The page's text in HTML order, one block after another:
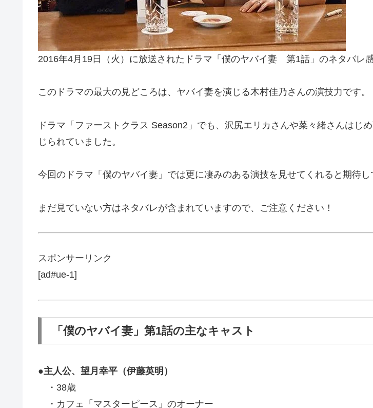
2016年4月19日（火）に放送されたドラマ「僕のヤバイ妻 第1話」のネタバレ
このドラマの最大の見どころは、ヤバイ妻を演じる木村佳乃さんの演技力です。
ドラマ「ファーストクラス Season2」でも、沢尻エリカさんや菜々緒さんは
じられていました。
今回のドラマ「僕のヤバイ妻」では更に凄みのある演技を見せてくれると期待し
まだ見ていない方はネタバレが含まれていますので、ご注意ください！
スポンサーリンク
[ad#ue-1]
「僕のヤバイ妻」第1話の主なキャスト
●主人公、望月幸平（伊藤英明）
・38歳
・カフェ「マスターピース」のオーナー